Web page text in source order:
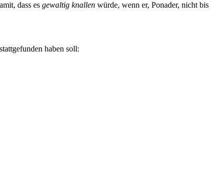
dass es gewaltig knallen würde, wenn er, Ponader, nicht bis
haben soll: